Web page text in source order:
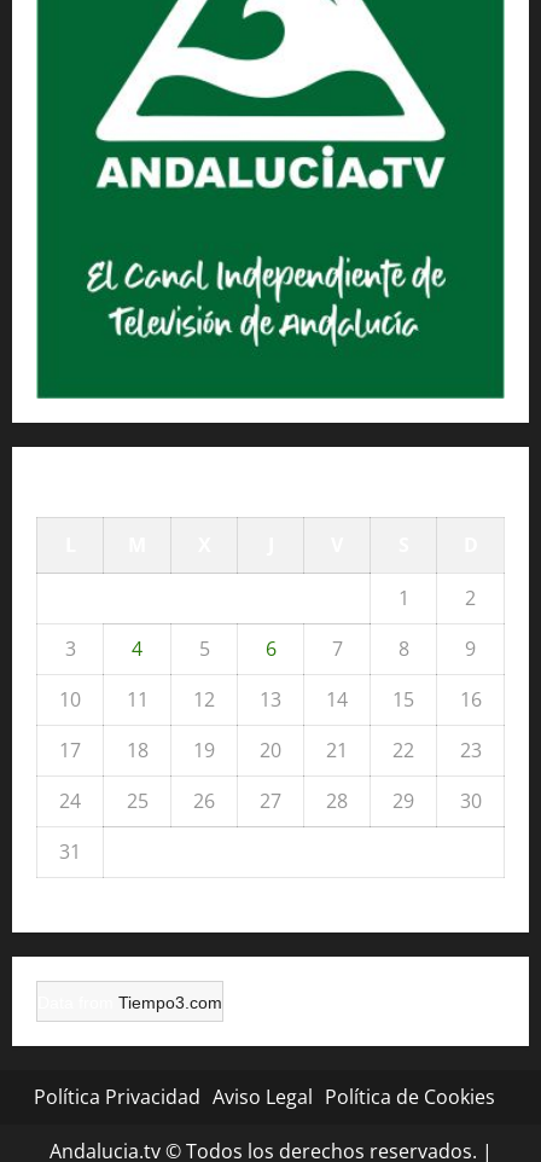
1
2
3
4 5 6 7 8
9
10
11 12 13 14 15
16
17
18 19 20 21 22
23
24
25 26 27 28 29
30
31
Tiempo3.com
Política Privacidad Aviso Legal Política de Cookies
Andalucia.tv © Todos los derechos reservados. |